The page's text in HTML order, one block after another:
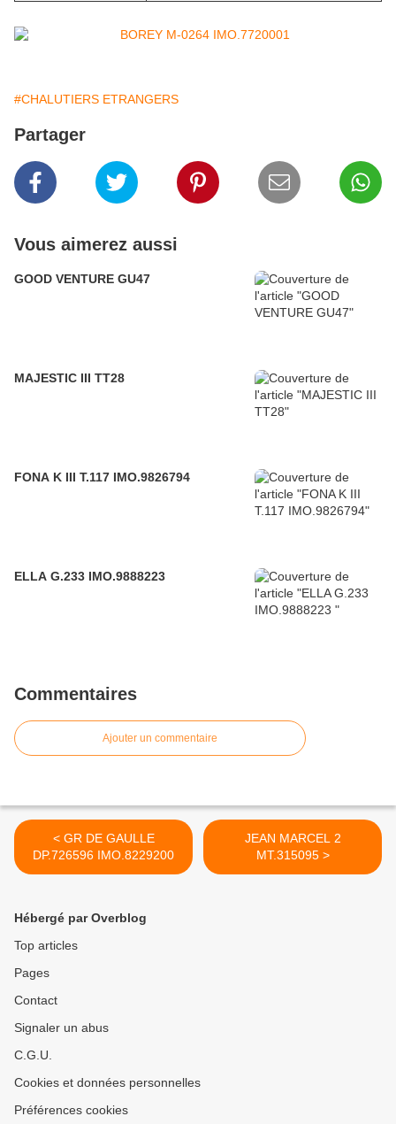
#CHALUTIERS ETRANGERS
Partager
Vous aimerez aussi
GOOD VENTURE GU47
MAJESTIC III TT28
FONA K III T.117 IMO.9826794
ELLA G.233 IMO.9888223
Commentaires
Ajouter un commentaire
< GR DE GAULLE
DP.726596 IMO.8229200
JEAN MARCEL 2
MT.315095 >
Hébergé par Overblog
Top articles
Pages
Contact
Signaler un abus
C.G.U.
Cookies et données personnelles
Préférences cookies